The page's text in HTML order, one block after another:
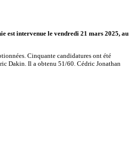
est intervenue le vendredi 21 mars 2025, au
Cinquante candidatures ont été
Dakin. Il a obtenu 51/60. Cédric Jonathan